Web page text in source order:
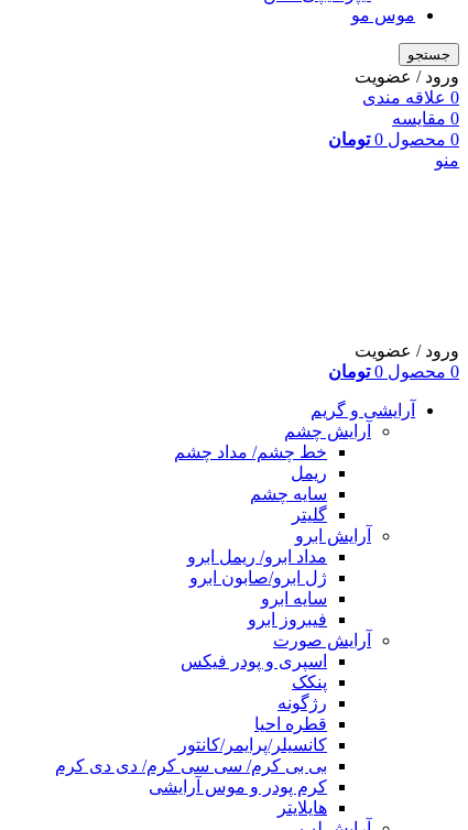
موس مو
جستجو
ورود / عضویت
0 علاقه مندی
0 مقایسه
0 محصول 0 تومان
منو
ورود / عضویت
0 محصول 0 تومان
آرایشی و گریم
آرایش چشم
خط چشم/ مداد چشم
ریمل
سایه چشم
گلیتر
آرایش ابرو
مداد ابرو/ ریمل ابرو
ژل ابرو/صابون ابرو
سایه ابرو
فیبروز ابرو
آرایش صورت
اسپری و پودر فیکس
پنکک
رژگونه
قطره احیا
کانسیلر/پرایمر/کانتور
بی بی کرم/ سی سی کرم/ دی دی کرم
کرم پودر و موس آرایشی
هایلایتر